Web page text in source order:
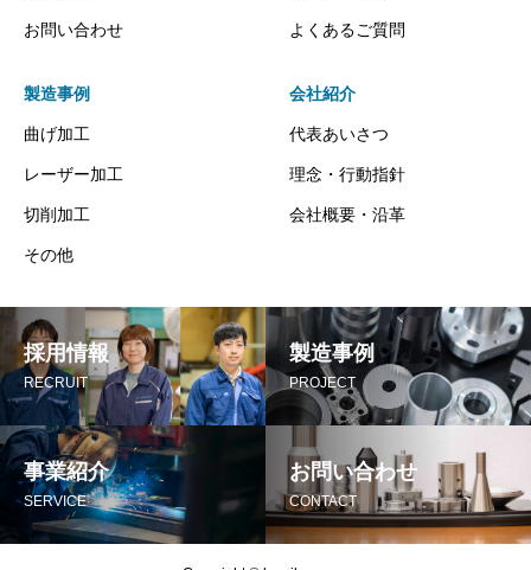
お問い合わせ よくあるご質問
製造事例
曲げ加工
レーザー加工
切削加工
その他
会社紹介
代表あいさつ
理念・行動指針
会社概要・沿革
採用情報
RECRUIT
製造事例
PROJECT
事業紹介
SERVICE
お問い合わせ
CONTACT